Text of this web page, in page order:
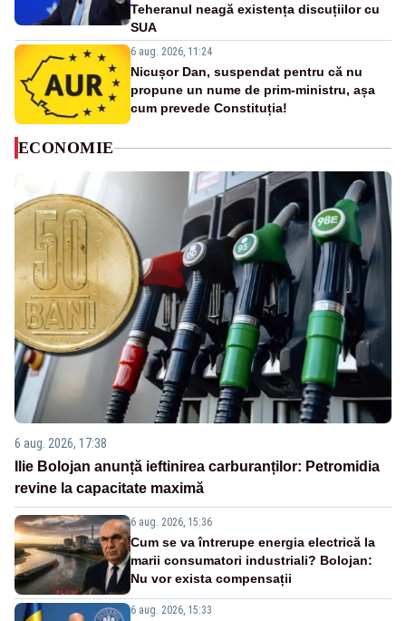
Teheranul neagă existența discuțiilor cu
SUA
6 aug. 2026, 11:24
Nicușor Dan, suspendat pentru că nu
propune un nume de prim-ministru, așa
cum prevede Constituția!
ECONOMIE
6 aug. 2026, 17:38
Ilie Bolojan anunță ieftinirea carburanților: Petromidia
revine la capacitate maximă
6 aug. 2026, 15:36
Cum se va întrerupe energia electrică la
marii consumatori industriali? Bolojan:
Nu vor exista compensații
6 aug. 2026, 15:33